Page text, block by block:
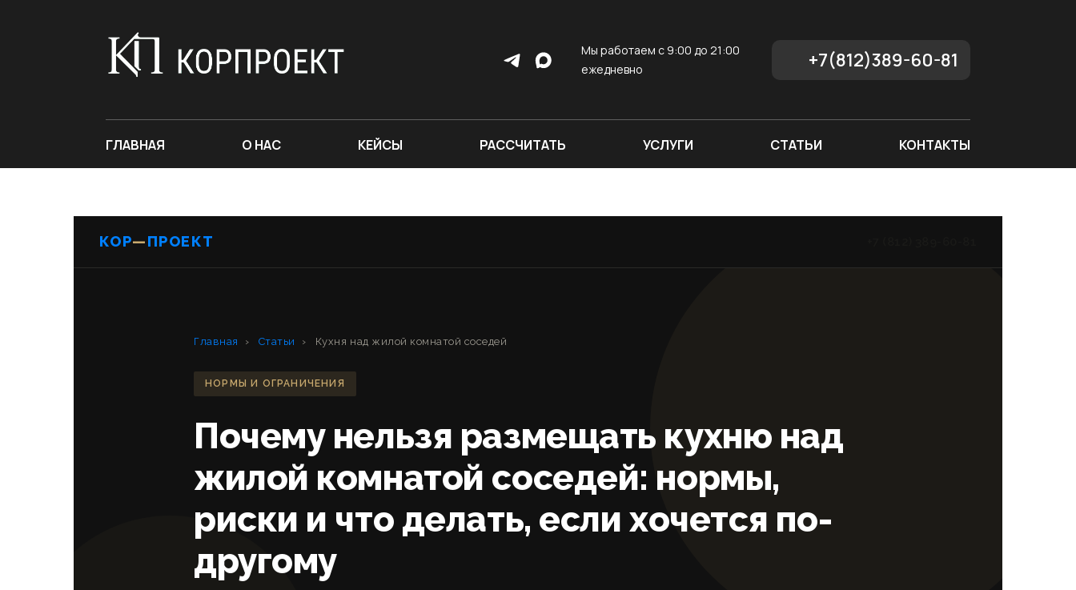
Мы работаем с 9:00 до 21:00
ежедневно
+7(812)389-60-81
ГЛАВНАЯ О НАС КЕЙСЫ РАССЧИТАТЬ УСЛУГИ СТАТЬИ КОНТАКТЫ
КОР—ПРОЕКТ
Главная › Статьи › Кухня над жилой комнатой соседей
НОРМЫ И ОГРАНИЧЕНИЯ
Почему нельзя размещать кухню над
жилой комнатой соседей: нормы,
риски и что делать, если хочется по-
другому